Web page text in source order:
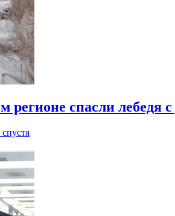
регионе спасли
спустя